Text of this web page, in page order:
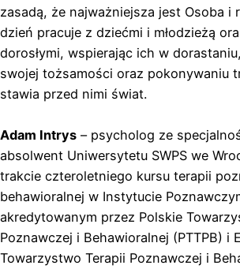
zasadą, że najważniejsza jest Osoba i
dzień pracuje z dziećmi i młodzieżą
dorosłymi, wspierając ich w
swojej tożsamości oraz pokonywaniu
stawia przed nimi świat.
Adam Intrys – psycholog ze
absolwent Uniwersytetu SWPS we
trakcie czteroletniego kursu terapii
behawioralnej w Instytucie
akredytowanym przez Polskie
Poznawczej i Behawioralnej (PTTPB) i
Towarzystwo Terapii Poznawczej i